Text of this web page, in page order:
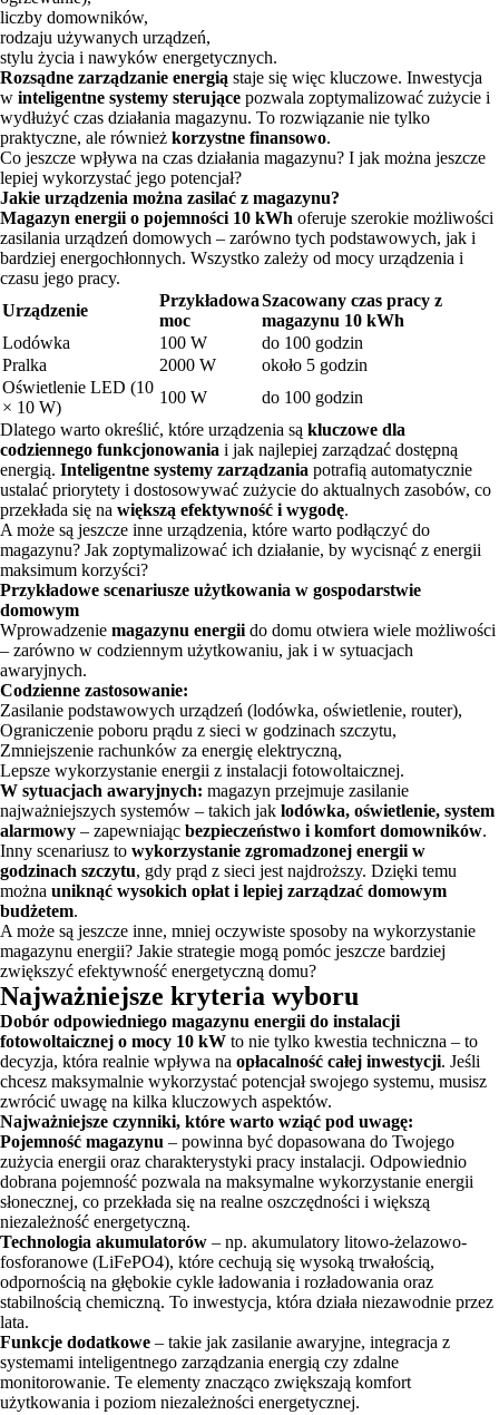
liczby domowników,
rodzaju używanych urządzeń,
stylu życia i nawyków energetycznych.
Rozsądne zarządzanie energią staje się więc kluczowe. Inwestycja
w inteligentne systemy sterujące pozwala zoptymalizować zużycie i
wydłużyć czas działania magazynu. To rozwiązanie nie tylko
praktyczne, ale również korzystne finansowo.
Co jeszcze wpływa na czas działania magazynu? I jak można jeszcze
lepiej wykorzystać jego potencjał?
Jakie urządzenia można zasilać z magazynu?
Magazyn energii o pojemności 10 kWh oferuje szerokie możliwości
zasilania urządzeń domowych – zarówno tych podstawowych, jak i
bardziej energochłonnych. Wszystko zależy od mocy urządzenia i
czasu jego pracy.
Urządzenie
Przykładowa
moc
Szacowany czas pracy z
magazynu 10 kWh
Lodówka
100 W
do 100 godzin
Pralka
2000 W
około 5 godzin
Oświetlenie LED (10
× 10 W)
100 W
do 100 godzin
Dlatego warto określić, które urządzenia są kluczowe dla
codziennego funkcjonowania i jak najlepiej zarządzać dostępną
energią. Inteligentne systemy zarządzania potrafią automatycznie
ustalać priorytety i dostosowywać zużycie do aktualnych zasobów, co
przekłada się na większą efektywność i wygodę.
A może są jeszcze inne urządzenia, które warto podłączyć do
magazynu? Jak zoptymalizować ich działanie, by wycisnąć z energii
maksimum korzyści?
Przykładowe scenariusze użytkowania w gospodarstwie
domowym
Wprowadzenie magazynu energii do domu otwiera wiele możliwości
– zarówno w codziennym użytkowaniu, jak i w sytuacjach
awaryjnych.
Codzienne zastosowanie:
Zasilanie podstawowych urządzeń (lodówka, oświetlenie, router),
Ograniczenie poboru prądu z sieci w godzinach szczytu,
Zmniejszenie rachunków za energię elektryczną,
Lepsze wykorzystanie energii z instalacji fotowoltaicznej.
W sytuacjach awaryjnych: magazyn przejmuje zasilanie
najważniejszych systemów – takich jak lodówka, oświetlenie, system
alarmowy – zapewniając bezpieczeństwo i komfort domowników.
Inny scenariusz to wykorzystanie zgromadzonej energii w
godzinach szczytu, gdy prąd z sieci jest najdroższy. Dzięki temu
można uniknąć wysokich opłat i lepiej zarządzać domowym
budżetem.
A może są jeszcze inne, mniej oczywiste sposoby na wykorzystanie
magazynu energii? Jakie strategie mogą pomóc jeszcze bardziej
zwiększyć efektywność energetyczną domu?
Najważniejsze kryteria wyboru
Dobór odpowiedniego magazynu energii do instalacji
fotowoltaicznej o mocy 10 kW to nie tylko kwestia techniczna – to
decyzja, która realnie wpływa na opłacalność całej inwestycji. Jeśli
chcesz maksymalnie wykorzystać potencjał swojego systemu, musisz
zwrócić uwagę na kilka kluczowych aspektów.
Najważniejsze czynniki, które warto wziąć pod uwagę:
Pojemność magazynu – powinna być dopasowana do Twojego
zużycia energii oraz charakterystyki pracy instalacji. Odpowiednio
dobrana pojemność pozwala na maksymalne wykorzystanie energii
słonecznej, co przekłada się na realne oszczędności i większą
niezależność energetyczną.
Technologia akumulatorów – np. akumulatory litowo-żelazowo-
fosforanowe (LiFePO4), które cechują się wysoką trwałością,
odpornością na głębokie cykle ładowania i rozładowania oraz
stabilnością chemiczną. To inwestycja, która działa niezawodnie przez
lata.
Funkcje dodatkowe – takie jak zasilanie awaryjne, integracja z
systemami inteligentnego zarządzania energią czy zdalne
monitorowanie. Te elementy znacząco zwiększają komfort
użytkowania i poziom niezależności energetycznej.